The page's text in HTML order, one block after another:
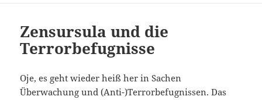
Zensursula und die
Terrorbefugnisse
Oje, es geht wieder heiß her in Sachen
Überwachung und (Anti-)Terrorbefugnissen. Das